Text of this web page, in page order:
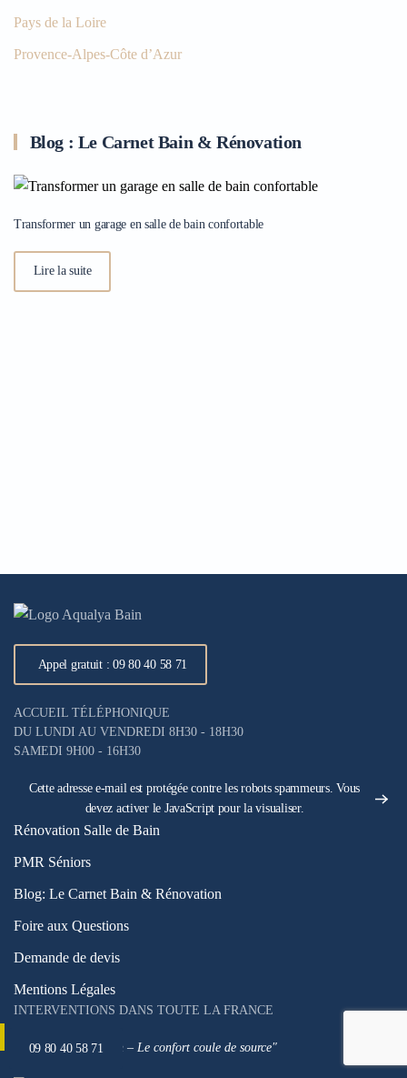
09 80 40 58 71
Pays de la Loire
Provence-Alpes-Côte d’Azur
Blog : Le Carnet Bain & Rénovation
Transformer un garage en salle de bain confortable
Lire la suite
Appel gratuit : 09 80 40 58 71
ACCUEIL TÉLÉPHONIQUE
DU LUNDI AU VENDREDI 8H30 - 18H30
SAMEDI 9H00 - 16H30
Cette adresse e-mail est protégée contre les robots spammeurs. Vous
devez activer le JavaScript pour la visualiser.
Rénovation Salle de Bain
PMR Séniors
Blog: Le Carnet Bain & Rénovation
Foire aux Questions
Demande de devis
Mentions Légales
INTERVENTIONS DANS TOUTE LA FRANCE
"Aqualya Rénovation – Le confort coule de source"